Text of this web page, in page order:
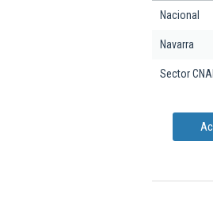
Nacional
Navarra
Sector